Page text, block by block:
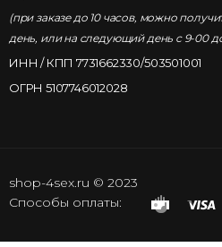
(при заказе до 10 часов, можно
день, или на следующий день с 9-00
ИНН / КПП 7731662330/503501001
ОГРН 5107746012028
shop-4sex.ru © 2023
Способы оплаты: